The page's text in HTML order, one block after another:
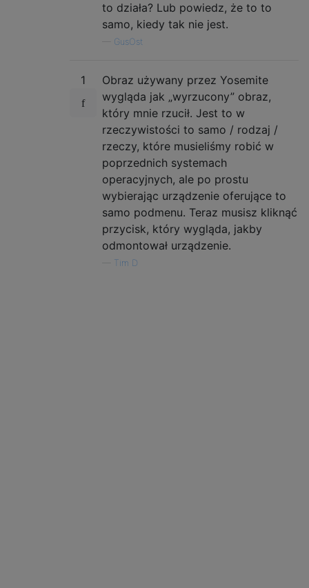
to działa? Lub powiedz, że to to
samo, kiedy tak nie jest.
GusOst
1
Obraz używany przez Yosemite
wygląda jak „wyrzucony” obraz,
który mnie rzucił. Jest to w
rzeczywistości to samo / rodzaj /
rzeczy, które musieliśmy robić w
poprzednich systemach
operacyjnych, ale po prostu
wybierając urządzenie oferujące to
samo podmenu. Teraz musisz kliknąć
przycisk, który wygląda, jakby
odmontował urządzenie.
Tim D